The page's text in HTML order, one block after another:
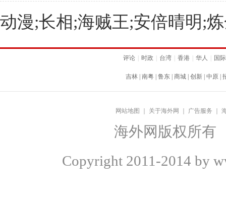
动漫;长相;海贼王;安倍晴明;
评论 时政 台湾 香港 华人 国际
吉林 南粤 鲁东 商城 创新 中原
网站地图 关于海外网 广告服务
海外网版权所有
Copyright 2011-2014 by